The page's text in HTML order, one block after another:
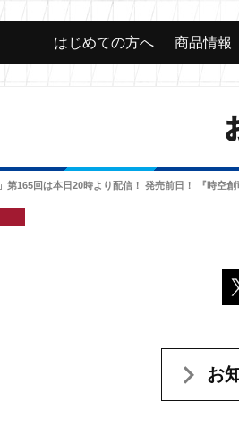
はじめての方へ 商品情報
第165回は本日20時より配信！ 発売前日！ 『時空
お